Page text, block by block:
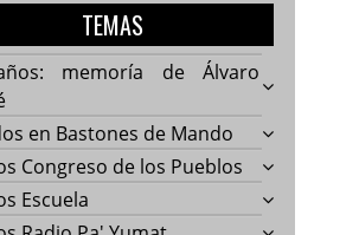
TEMAS
memoría de Álvaro
en Bastones de Mando
Congreso de los Pueblos
Escuela